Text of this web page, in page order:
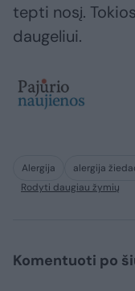
tepti nosį.
daugeliui.
Alergija alergija
Rodyti daugiau žymių
Komentuoti po